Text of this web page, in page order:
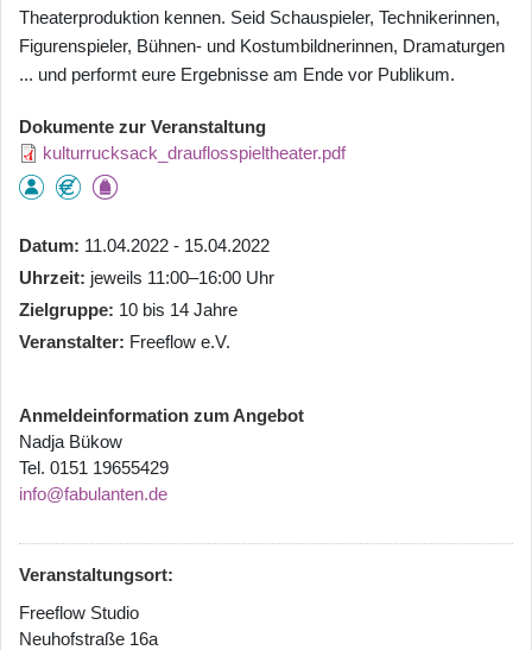
Theaterproduktion kennen. Seid Schauspieler, Technikerinnen,
Figurenspieler, Bühnen- und Kostumbildnerinnen, Dramaturgen
... und performt eure Ergebnisse am Ende vor Publikum.
Dokumente zur Veranstaltung
kulturrucksack_drauflosspieltheater.pdf
Datum 11.04.2022 - 15.04.2022
Uhrzeit jeweils 11:00–16:00 Uhr
Zielgruppe 10 bis 14 Jahre
Veranstalter Freeflow e.V.
Anmeldeinformation zum Angebot
Nadja Bükow
Tel. 0151 19655429
info@fabulanten.de
Veranstaltungsort:
Freeflow Studio
Neuhofstraße 16a